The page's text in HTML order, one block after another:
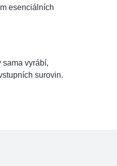
esenciálních
sama vyrábí,
surovin.